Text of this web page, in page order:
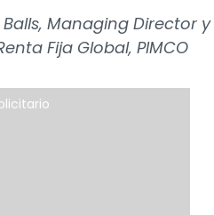
Managing Director y
Fija Global, PIMCO